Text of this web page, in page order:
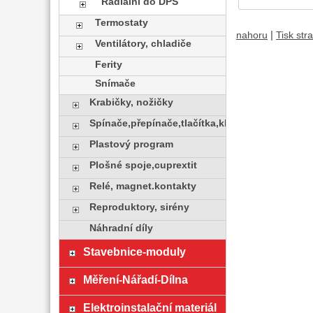
nahoru Tisk
Termostaty
Ventilátory, chladiče
Ferity
Snímače
Krabičky, nožičky
Spínače,přepínače,tlačítka,klávesy
Plastový program
Plošné spoje,cuprextit
Relé, magnet.kontakty
Reproduktory, sirény
Náhradní díly
Stavebnice-moduly
Měření-Nářadí-Dílna
Elektroinstalační materiál